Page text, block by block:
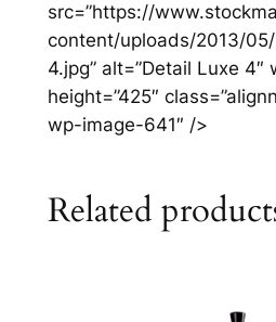
src=”https://
content/uploads/2013/
4.jpg” alt=”Detail Luxe 4″
height=”425″
wp-image-641″ />
Related